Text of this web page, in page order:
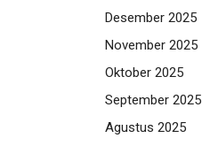
Desember 2025
November 2025
Oktober 2025
September 2025
Agustus 2025